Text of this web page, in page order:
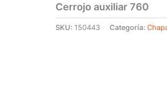
Cerrojo auxiliar 760
SKU: 150443 Categoría: